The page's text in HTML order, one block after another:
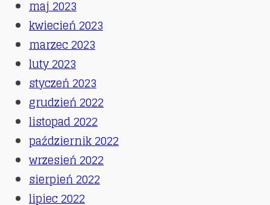
maj 2023
kwiecień 2023
marzec 2023
luty 2023
styczeń 2023
grudzień 2022
listopad 2022
październik 2022
wrzesień 2022
sierpień 2022
lipiec 2022